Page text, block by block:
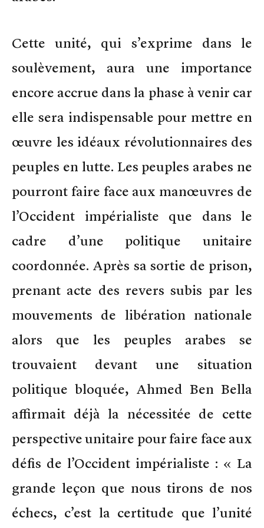
Cette unité, qui s’exprime dans le
soulèvement, aura une importance
encore accrue dans la phase à venir car
elle sera indispensable pour mettre en
œuvre les idéaux révolutionnaires des
peuples en lutte. Les peuples arabes ne
pourront faire face aux manœuvres de
l’Occident impérialiste que dans le
cadre d’une politique unitaire
coordonnée. Après sa sortie de prison,
prenant acte des revers subis par les
mouvements de libération nationale
alors que les peuples arabes se
trouvaient devant une situation
politique bloquée, Ahmed Ben Bella
affirmait déjà la nécessitée de cette
perspective unitaire pour faire face aux
défis de l’Occident impérialiste : « La
grande leçon que nous tirons de nos
échecs, c’est la certitude que l’unité